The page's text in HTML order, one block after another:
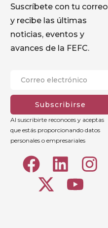
Suscríbete con tu correo
y recibe las últimas
noticias, eventos y
avances de la FEFC.
Subscribirse
Al suscribirte reconoces y aceptas
que estás proporcionando datos
personales o empresariales